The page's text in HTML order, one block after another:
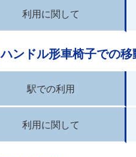
利用に関して
ハンドル形車椅子での移
駅での利用
利用に関して